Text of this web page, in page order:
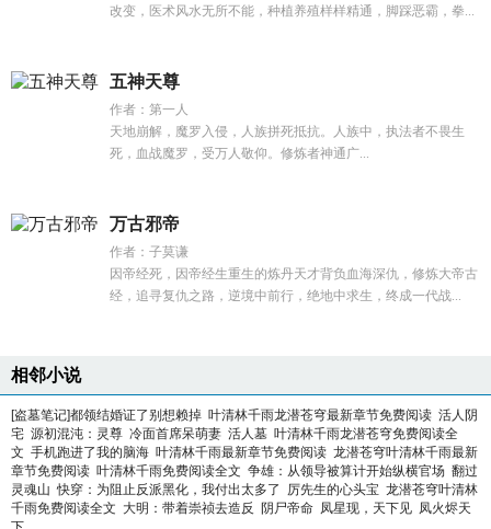
改变，医术风水无所不能，种植养殖样样精通，脚踩恶霸，拳...
五神天尊
作者：第一人
天地崩解，魔罗入侵，人族拼死抵抗。人族中，执法者不畏生
死，血战魔罗，受万人敬仰。修炼者神通广...
万古邪帝
作者：子莫谦
因帝经死，因帝经生重生的炼丹天才背负血海深仇，修炼大帝古
经，追寻复仇之路，逆境中前行，绝地中求生，终成一代战...
相邻小说
[盗墓笔记]都领结婚证了别想赖掉 叶清林千雨龙潜苍穹最新章节免费阅读 活人阴
宅 源初混沌：灵尊 冷面首席呆萌妻 活人墓 叶清林千雨龙潜苍穹免费阅读全
文 手机跑进了我的脑海 叶清林千雨最新章节免费阅读 龙潜苍穹叶清林千雨最新
章节免费阅读 叶清林千雨免费阅读全文 争雄：从领导被算计开始纵横官场 翻过
灵魂山 快穿：为阻止反派黑化，我付出太多了 厉先生的心头宝 龙潜苍穹叶清林
千雨免费阅读全文 大明：带着崇祯去造反 阴尸帝命 凤星现，天下见 凤火烬天